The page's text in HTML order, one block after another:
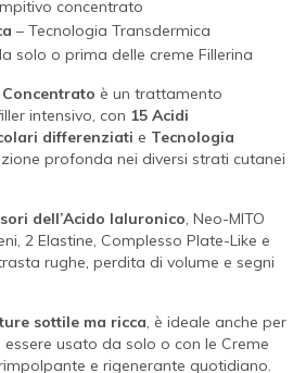
concentrato
– Tecnologia Transdermica
solo o prima delle creme Fillerina
è un trattamento
intensivo, con 15 Acidi
differenziati e Tecnologia
profonda nei diversi strati cutanei
dell’Acido Ialuronico, Neo-MITO
2 Elastine, Complesso Plate-Like e
rughe, perdita di volume e segni
sottile ma ricca, è ideale anche per
essere usato da solo o con le Creme
e rigenerante quotidiano.